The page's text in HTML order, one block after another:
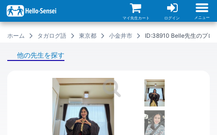
イ
ン
コ
マイ先生カート ログイン メニュー
ホーム タガログ語 東京都 小金井市 ID:38910 Belle先生のプロ
他の先生を探す